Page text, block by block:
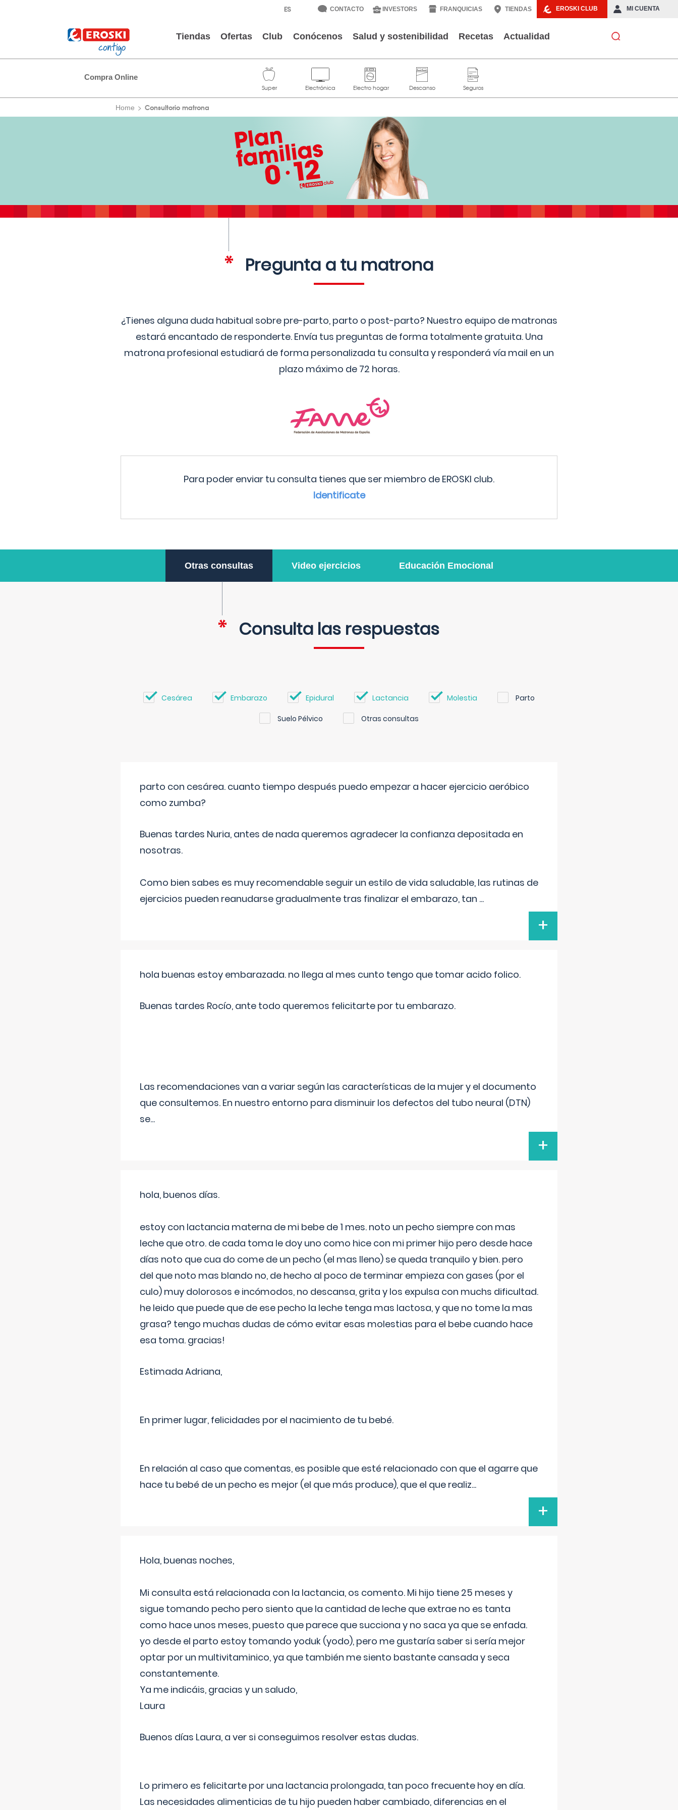
EROSKI CLUB MI CUENTA
CONTACTO INVESTORS FRANQUICIAS TIENDAS
Tiendas Ofertas Club Conócenos Salud y sostenibilidad Recetas Actualidad
Compra Online
Home Consultorio matrona
Pregunta a tu matrona
¿Tienes alguna duda habitual sobre pre-parto, parto o post-parto? Nuestro equipo de matronas
estará encantado de responderte. Envía tus preguntas de forma totalmente gratuita. Una
matrona profesional estudiará de forma personalizada tu consulta y responderá vía mail en un
plazo máximo de 72 horas.
Para poder enviar tu consulta tienes que ser miembro de EROSKI club.
Identificate
Otras consultas Video ejercicios Educación Emocional
Consulta las respuestas
Cesárea Embarazo Epidural Lactancia Molestia Parto
Suelo Pélvico Otras consultas
parto con cesárea. cuanto tiempo después puedo empezar a hacer ejercicio aeróbico
como zumba?
Buenas tardes Nuria, antes de nada queremos agradecer la confianza depositada en
nosotras.
Como bien sabes es muy recomendable seguir un estilo de vida saludable, las rutinas de
ejercicios pueden reanudarse gradualmente tras finalizar el embarazo, tan ...
+
hola buenas estoy embarazada. no llega al mes cunto tengo que tomar acido folico.
Buenas tardes Rocío, ante todo queremos felicitarte por tu embarazo.
Las recomendaciones van a variar según las características de la mujer y el documento
que consultemos. En nuestro entorno para disminuir los defectos del tubo neural (DTN)
se...
+
hola, buenos días.
estoy con lactancia materna de mi bebe de 1 mes. noto un pecho siempre con mas
leche que otro. de cada toma le doy uno como hice con mi primer hijo pero desde hace
días noto que cua do come de un pecho (el mas lleno) se queda tranquilo y bien. pero
del que noto mas blando no, de hecho al poco de terminar empieza con gases (por el
culo) muy dolorosos e incómodos, no descansa, grita y los expulsa con muchs dificultad.
he leido que puede que de ese pecho la leche tenga mas lactosa, y que no tome la mas
grasa? tengo muchas dudas de cómo evitar esas molestias para el bebe cuando hace
esa toma. gracias!
Estimada Adriana,
En primer lugar, felicidades por el nacimiento de tu bebé.
En relación al caso que comentas, es posible que esté relacionado con que el agarre que
hace tu bebé de un pecho es mejor (el que más produce), que el que realiz...
+
Hola, buenas noches,
Mi consulta está relacionada con la lactancia, os comento. Mi hijo tiene 25 meses y
sigue tomando pecho pero siento que la cantidad de leche que extrae no es tanta
como hace unos meses, puesto que parece que succiona y no saca ya que se enfada.
yo desde el parto estoy tomando yoduk (yodo), pero me gustaría saber si sería mejor
optar por un multivitaminico, ya que también me siento bastante cansada y seca
constantemente.
Ya me indicáis, gracias y un saludo,
Laura
Buenos días Laura, a ver si conseguimos resolver estas dudas.
Lo primero es felicitarte por una lactancia prolongada, tan poco frecuente hoy en día.
Las necesidades alimenticias de tu hijo pueden haber cambiado, diferencias en el